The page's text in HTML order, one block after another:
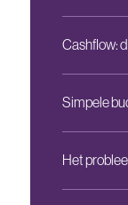
Cashflow:
Simpele
Het